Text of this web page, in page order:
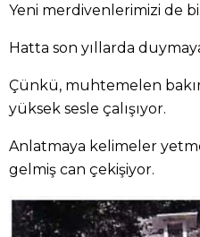
Yeni merdivenlerimizi de
Hatta son yıllarda
Çünkü, muhtemelen
yüksek sesle çalışıyor.
Anlatmaya kelimeler
gelmiş can çekişiyor.